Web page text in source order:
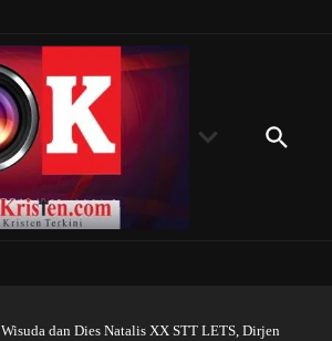
Wisuda dan Dies Natalis XX STT LETS, Dirjen